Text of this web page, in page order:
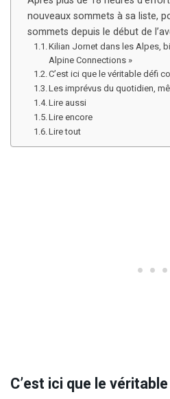
nouveaux sommets à sa liste,
sommets depuis le début de
Kilian Jornet dans les Alpes,
Alpine Connections »
C’est ici que le véritable défi
Les imprévus du quotidien,
Lire aussi
Lire encore
Lire tout
C’est ici que le